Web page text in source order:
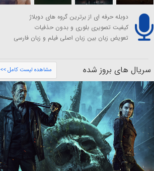
دوبله حرفه ای از برترین گروه های دوبلاژ
کیفیت تصویری بلوری و بدون حذفیات
تعویض زبان بین زبان اصلی فیلم و زبان فارسی
سریال های بروز شده مشاهده لیست کامل >>